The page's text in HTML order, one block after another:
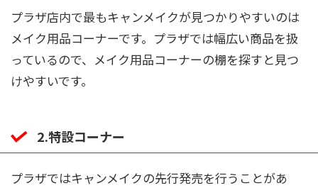
プラザ店内で最もキャンメイクが見つかりやすいのは
メイク用品コーナーです。プラザでは幅広い商品を扱
っているので、メイク用品コーナーの棚を探すと見つ
けやすいです。
2.特設コーナー
プラザではキャンメイクの先行発売を行うことがあ